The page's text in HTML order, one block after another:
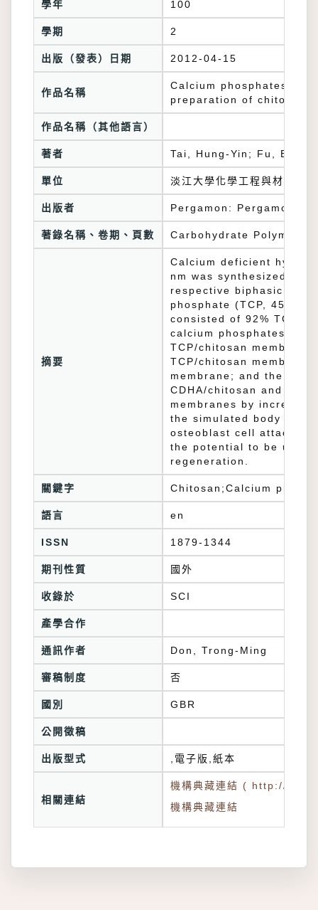
學年 100
學期 2
出版（發表）日期 2012-04-15
作品名稱
Calcium phosphates
preparation of chitosan
作品名稱（其他語言）
著者 Tai, Hung-Yin; Fu, Earl;
單位 淡江大學化學工程與材料工
出版者 Pergamon: Pergamon
著錄名稱、卷期、頁數 Carbohydrate Polymers
摘要
Calcium deficient
nm was synthesized by
respective biphasic
phosphate (TCP, 450
consisted of 92% TCP
calcium phosphates to
TCP/chitosan
TCP/chitosan
membrane; and the
CDHA/chitosan and
membranes by
the simulated body
osteoblast cell
the potential to be used
regeneration.
關鍵字 Chitosan;Calcium
語言 en
ISSN 1879-1344
期刊性質 國外
收錄於
產學合作
通訊作者 Don, Trong-Ming
審稿制度 否
國別 GBR
公開徵稿
出版型式 ,電子版,紙本
相關連結
機構典藏連結 ( http://
機構典藏連結